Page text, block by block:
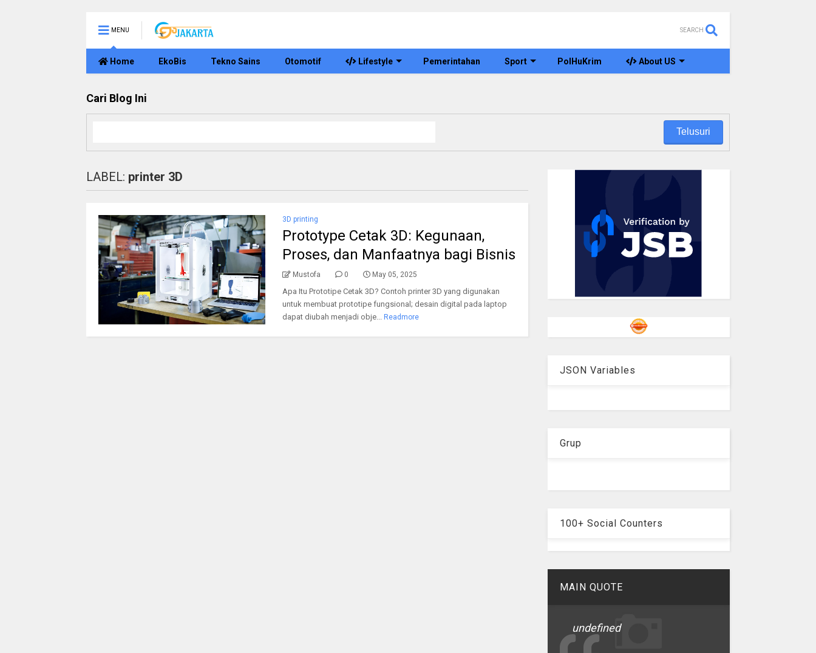
MENU SEARCH
Home EkoBis Tekno Sains Otomotif Lifestyle Pemerintahan Sport PolHuKrim About US
Cari Blog Ini
LABEL: printer 3D
3D printing
Prototype Cetak 3D: Kegunaan,
Proses, dan Manfaatnya bagi Bisnis
Mustofa 0 May 05, 2025
Apa Itu Prototipe Cetak 3D? Contoh printer 3D yang digunakan
untuk membuat prototipe fungsional; desain digital pada laptop
dapat diubah menjadi obje...
Readmore
JSON Variables
Grup
100+ Social Counters
MAIN QUOTE
undefined